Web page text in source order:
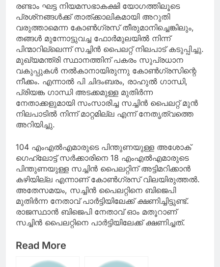
രണ്ടാം ഘട്ട നിയമസഭാകക്ഷി യോഗത്തിലൂടെ
പ്രശ്‌നങ്ങൾക്ക് താത്ക്കാലികമായി അറുതി
വരുത്താമെന്ന കോൺഗ്രസ് തീരുമാനിച്ചെങ്കിലും,
തങ്ങൾ മുന്നോട്ടുവച്ച ഫോർമുലയിൽ നിന്ന്
പിന്മാറില്ലെന്ന് സച്ചിൻ പൈലറ്റ് നിലപാട് കടുപ്പിച്ചു.
മുഖ്യമന്ത്രി സ്ഥാനത്തിന് പകരം സുപ്രധാന
വകുപ്പുകൾ നൽകാനായിരുന്നു കോൺഗ്രസിന്റെ
നീക്കം. എന്നാൽ പി ചിദംബരം, രാഹുൽ ഗാന്ധി,
പ്രിയങ്ക ഗാന്ധി അടക്കമുള്ള മുതിർന്ന
നേതാക്കളുമായി സംസാരിച്ച സച്ചിൻ പൈലറ്റ് മുൻ
നിലപാടിൽ നിന്ന് മാറ്റമില്ല എന്ന് നേതൃത്വത്തെ
അറിയിച്ചു.
104 എംഎൽഎമാരുടെ പിന്തുണയുള്ള അശോക്
ഗെഹ്‌ലോട്ട് സർക്കാരിനെ 18 എംഎൽഎമാരുടെ
പിന്തുണയുള്ള സച്ചിൻ പൈലറ്റിന് അട്ടിമറിക്കാൻ
കഴിയില്ല എന്നാണ് കോൺഗ്രസ് വിലയിരുത്തൽ.
അതേസമയം, സച്ചിൻ പൈലറ്റിനെ ബിജെപി
മുതിർന്ന നേതാവ് പാർട്ടിയിലേക്ക് ക്ഷണിച്ചിട്ടുണ്ട്.
രാജസ്ഥാൻ ബിജെപി നേതാവ് ഓം മതൂറാണ്
സച്ചിൻ പൈലറ്റിനെ പാർട്ടിയിലേക്ക് ക്ഷണിച്ചത്.
Read More